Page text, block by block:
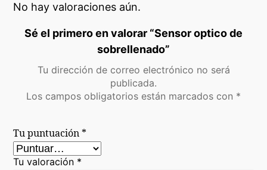
No hay valoraciones aún.
Sé el primero en valorar “Sensor optico de
sobrellenado”
Tu dirección de correo electrónico no será
publicada.
Los campos obligatorios están marcados con *
Tu puntuación *
Tu valoración *